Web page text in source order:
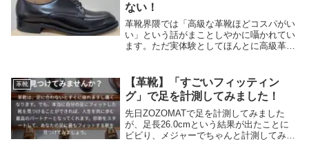
ない！
革靴界隈では「高級な革靴ほどコスパがい
い」という話がまことしやかに囁かれてい
ます。ただ実体験としてほんとに高級革靴
とめてみようかなと思います。毎回のごと
く内容はほぼ...
革靴
【革靴】「すごいフィッティン
グ」で足を計測してみました！
先日ZOZOMATで足を計測してみました
が、足長26.0cmという結果が出たことに
ビビり、メジャーでちゃんと計測してみよ